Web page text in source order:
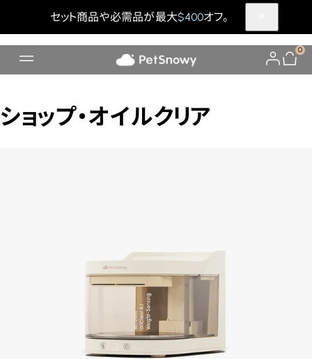
セット商品や必需品が最大$400オフ。
0
ショップ・オイルクリア